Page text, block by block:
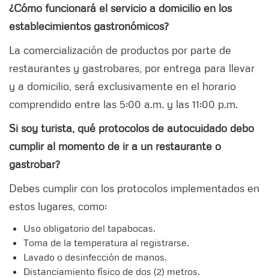
¿Cómo funcionará el servicio a domicilio en los
establecimientos gastronómicos?
La comercialización de productos por parte de
restaurantes y gastrobares, por entrega para llevar
y a domicilio, será exclusivamente en el horario
comprendido entre las 5:00 a.m. y las 11:00 p.m.
Si soy turista, qué protocolos de autocuidado debo
cumplir al momento de ir a un restaurante o
gastrobar?
Debes cumplir con los protocolos implementados en
estos lugares, como:
Uso obligatorio del tapabocas.
Toma de la temperatura al registrarse.
Lavado o desinfección de manos.
Distanciamiento físico de dos (2) metros.